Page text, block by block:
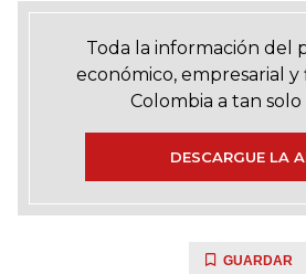
Toda la información del
económico, empresarial
Colombia a tan
DESCARGUE LA
GUARDAR